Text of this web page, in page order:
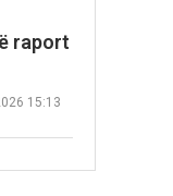
raport
15:13